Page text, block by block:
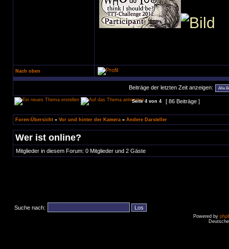
Nach oben
Beiträge der letzten Zeit anzeigen:
Seite4 von 4 [ 86 Beiträge ]
Foren-Übersicht » Vor und hinter der Kamera » Andere Darsteller
Wer ist online?
Mitglieder in diesem Forum: 0 Mitglieder und 2 Gäste
Suche nach:
Powered by